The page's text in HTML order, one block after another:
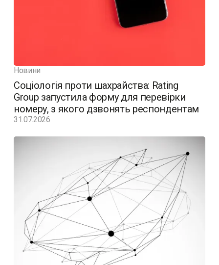
Новини
Соціологія проти шахрайства: Rating
Group запустила форму для перевірки
номеру, з якого дзвонять респондентам
31.07.2026